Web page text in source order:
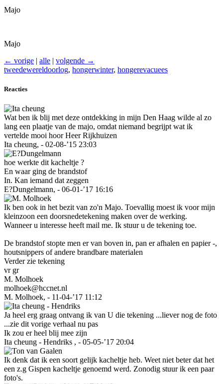
Majo
Majo
← vorige | alle | volgende →
tweedewereldoorlog, hongerwinter, hongerevacuees
Reacties
Wat ben ik blij met deze ontdekking in mijn Den Haag wilde al zo
lang een plaatje van de majo, omdat niemand begrijpt wat ik
vertelde mooi hoor Heer Rijkhuizen
Ita cheung, - 02-08-’15 23:03
hoe werkte dit kacheltje ?
En waar ging de brandstof
In. Kan iemand dat zeggen
E?Dungelmann, - 06-01-’17 16:16
Ik ben ook in het bezit van zo'n Majo. Toevallig moest ik voor mijn
kleinzoon een doorsnedetekening maken over de werking.
Wanneer u interesse heeft mail me. Ik stuur u de tekening toe.
De brandstof stopte men er van boven in, pan er afhalen en papier -,
houtsnippers of andere brandbare materialen
Verder zie tekening
vr gr
M. Molhoek
molhoek@hccnet.nl
M. Molhoek, - 11-04-’17 11:12
Ja heel erg graag ontvang ik van U die tekening ...liever nog de foto
...zie dit vorige verhaal nu pas
Ik zou er heel blij mee zijn
Ita cheung - Hendriks , - 05-05-’17 20:04
Ik denk dat ik een soort gelijk kacheltje heb. Weet niet beter dat het
een z.g Gispen kacheltje genoemd werd. Zonodig stuur ik een paar
foto's.